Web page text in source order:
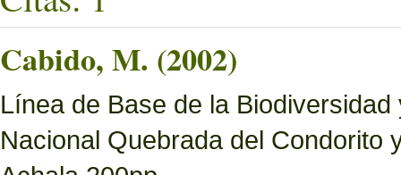
Cabido, M. (2002)
Línea de Base de la
Nacional Quebrada del Condorito